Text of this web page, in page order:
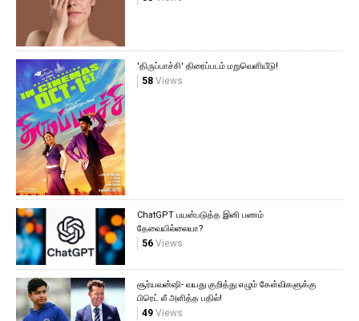
'திருப்பாச்சி' திரைப்படம் மறுவெளியீடு!
58Views
ChatGPT பயன்படுத்த இனி பணம்
தேவையில்லையா?
56Views
சூர்யவன்ஷி- வயது குறித்து எழும் கேள்விகளுக்கு
பிரெட் லீ அளித்த பதில்!
49Views